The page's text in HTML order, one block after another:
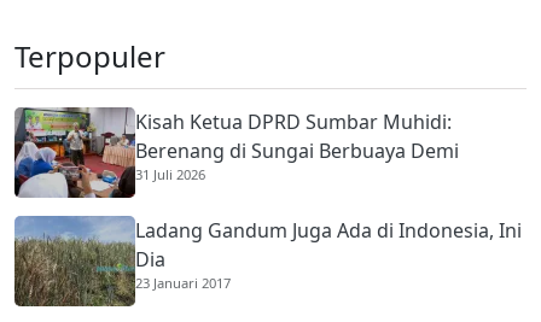
Terpopuler
Kisah Ketua DPRD Sumbar Muhidi:
Berenang di Sungai Berbuaya Demi
Membantu Ekonomi Orang Tua
31 Juli 2026
Ladang Gandum Juga Ada di Indonesia, Ini
Dia
23 Januari 2017